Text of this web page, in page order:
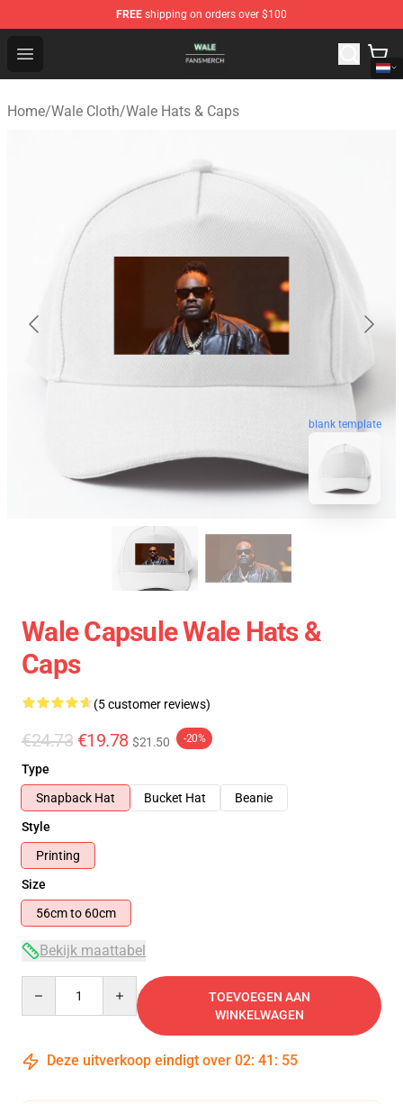
FREE shipping on orders over $100
Open menu
Wale Shop - Official Wale Merchandise Store
Home/Wale Cloth/Wale Hats & Caps
blank template
Wale Capsule Wale Hats &
Caps
(5 customer reviews)
€24.73 €19.78 $21.50 -20%
Type
Snapback Hat
Bucket Hat
Beanie
Style
Printing
Size
56cm to 60cm
Bekijk maattabel
TOEVOEGEN AAN
WINKELWAGEN
Deze uitverkoop eindigt over 02: 41 : 54